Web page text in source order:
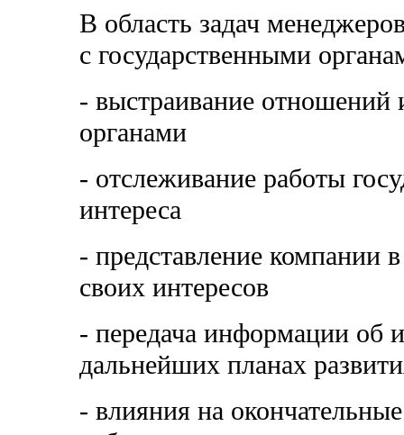
В область задач
с государственными
- выстраивание отношений
органами
- отслеживание работы
интереса
- представление компании
своих интересов
- передача информации об
дальнейших планах
- влияния на